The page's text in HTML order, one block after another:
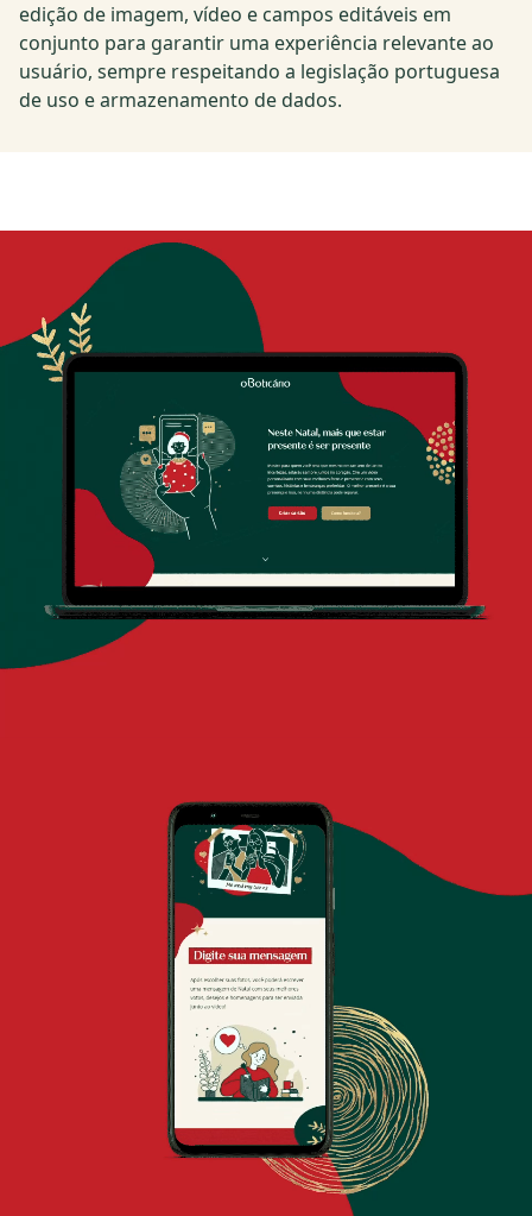
edição de imagem, vídeo e campos editáveis em
conjunto para garantir uma experiência relevante ao
usuário, sempre respeitando a legislação portuguesa
de uso e armazenamento de dados.